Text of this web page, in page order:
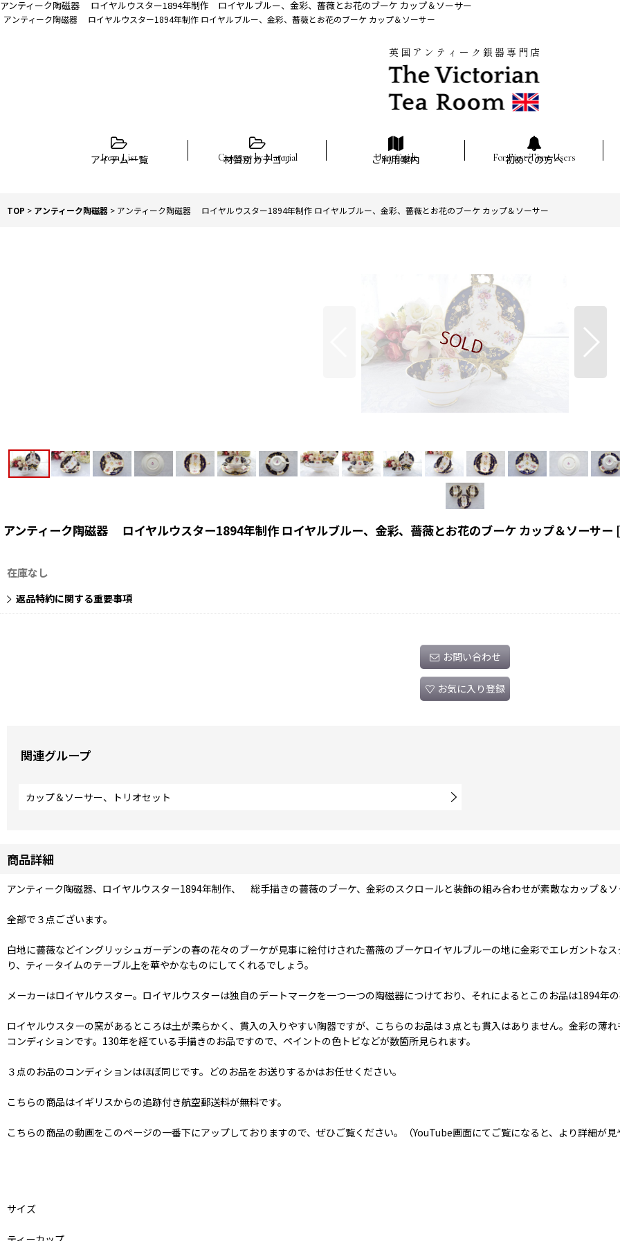
アンティーク陶磁器 ロイヤルウスター1894年制作 ロイヤルブルー、金彩、薔薇とお花のブーケ カップ＆ソーサー
アンティーク陶磁器 ロイヤルウスター1894年制作 ロイヤルブルー、金彩、薔薇とお花のブーケ カップ＆ソーサー
英国アンティーク銀器専門店
アイテム一覧 材質別カテゴリ ご利用案内 初めての方へ
TOP > アンティーク陶磁器 > アンティーク陶磁器 ロイヤルウスター1894年制作 ロイヤルブルー、金彩、薔薇とお花のブーケ カップ＆ソーサー
アンティーク陶磁器 ロイヤルウスター1894年制作 ロイヤルブルー、金彩、薔薇とお花のブーケ カップ＆ソーサー [
在庫なし
返品特約に関する重要事項
お問い合わせ
お気に入り登録
関連グループ
カップ＆ソーサー、トリオセット
商品詳細
アンティーク陶磁器、ロイヤルウスター1894年制作、 総手描きの薔薇のブーケ、金彩のスクロールと装飾の組み合わせが素敵なカップ＆ソ
全部で３点ございます。
白地に薔薇などイングリッシュガーデンの春の花々のブーケが見事に絵付けされた薔薇のブーケロイヤルブルーの地に金彩でエレガントな
り、ティータイムのテーブル上を華やかなものにしてくれるでしょう。
メーカーはロイヤルウスター。ロイヤルウスターは独自のデートマークを一つ一つの陶磁器につけており、それによるとこのお品は1894年の
ロイヤルウスターの窯があるところは土が柔らかく、貫入の入りやすい陶器ですが、こちらのお品は３点とも貫入はありません。金彩の薄
コンディションです。130年を経ている手描きのお品ですので、ペイントの色トビなどが数箇所見られます。
３点のお品のコンディションはほぼ同じです。どのお品をお送りするかはお任せください。
こちらの商品はイギリスからの追跡付き航空郵送料が無料です。
こちらの商品の動画をこのページの一番下にアップしておりますので、ぜひご覧ください。（YouTube画面にてご覧になると、より詳細が見
サイズ